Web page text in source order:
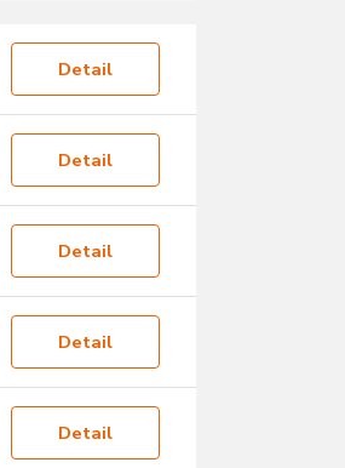
Detail
Detail
Detail
Detail
Detail